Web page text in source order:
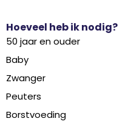
Hoeveel heb ik nodig?
50 jaar en ouder
Baby
Zwanger
Peuters
Borstvoeding